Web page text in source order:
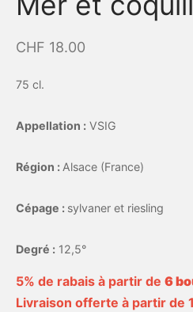
CHF 18.00
75 cl.
Appellation : VSIG
Région : Alsace (France)
Cépage : sylvaner et riesling
Degré : 12,5°
5% de rabais à partir de 6
Livraison offerte à partir de